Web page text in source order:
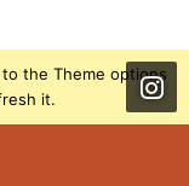
the Theme options
it.